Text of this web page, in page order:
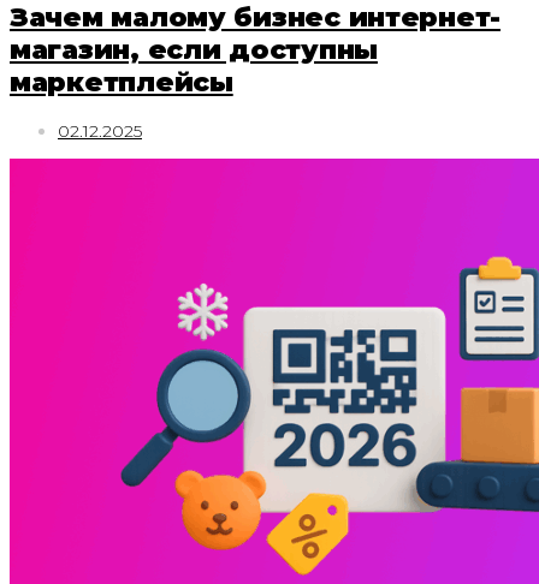
Зачем малому бизнес интернет-
магазин, если доступны
маркетплейсы
02.12.2025